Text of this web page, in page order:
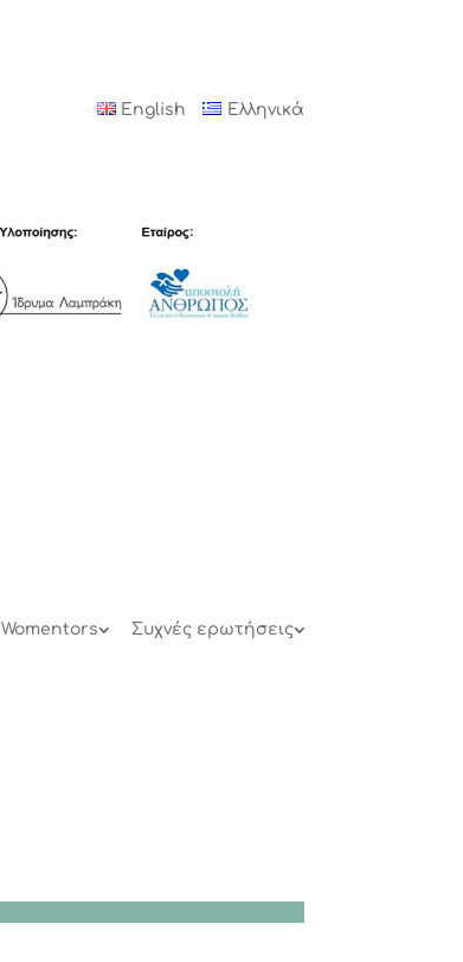
English Ελληνικά
Womentors Συχνές ερωτήσεις